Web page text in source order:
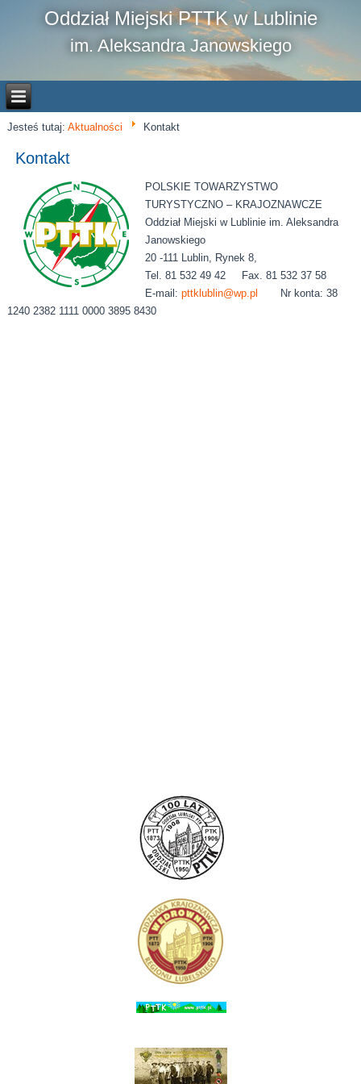
Oddział Miejski PTTK w Lublinie
im. Aleksandra Janowskiego
Jesteś tutaj:Aktualności Kontakt
Kontakt
POLSKIE TOWARZYSTWO
TURYSTYCZNO – KRAJOZNAWCZE
Oddział Miejski w Lublinie im. Aleksandra
Janowskiego
20 -111 Lublin, Rynek 8,
Tel. 81 532 49 42 Fax. 81 532 37 58
E-mail:pttklublin@wp.pl Nr konta: 38
1240 2382 1111 0000 3895 8430